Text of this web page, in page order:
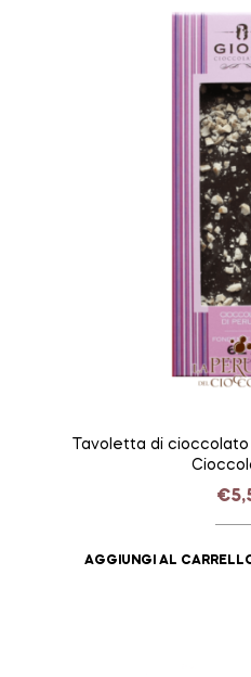
Tavoletta di
€
AGGIUNGI AL